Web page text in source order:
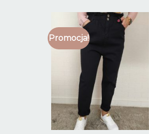
Promocja!